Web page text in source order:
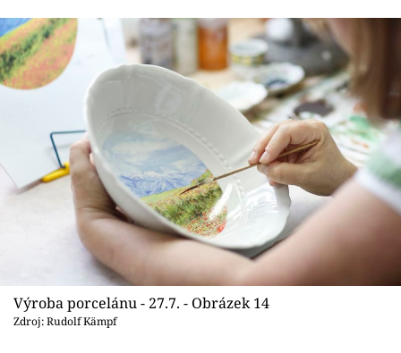
Výroba porcelánu - 27.7. - Obrázek 14
Zdroj: Rudolf Kämpf